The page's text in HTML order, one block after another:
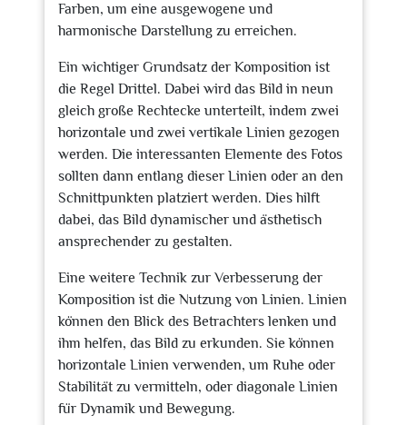
Farben, um eine ausgewogene und
harmonische Darstellung zu erreichen.
Ein wichtiger Grundsatz der Komposition ist
die Regel Drittel. Dabei wird das Bild in neun
gleich große Rechtecke unterteilt, indem zwei
horizontale und zwei vertikale Linien gezogen
werden. Die interessanten Elemente des Fotos
sollten dann entlang dieser Linien oder an den
Schnittpunkten platziert werden. Dies hilft
dabei, das Bild dynamischer und ästhetisch
ansprechender zu gestalten.
Eine weitere Technik zur Verbesserung der
Komposition ist die Nutzung von Linien. Linien
können den Blick des Betrachters lenken und
ihm helfen, das Bild zu erkunden. Sie können
horizontale Linien verwenden, um Ruhe oder
Stabilität zu vermitteln, oder diagonale Linien
für Dynamik und Bewegung.